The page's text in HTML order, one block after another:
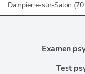
Dampierre-sur-Salon
Examen
Test